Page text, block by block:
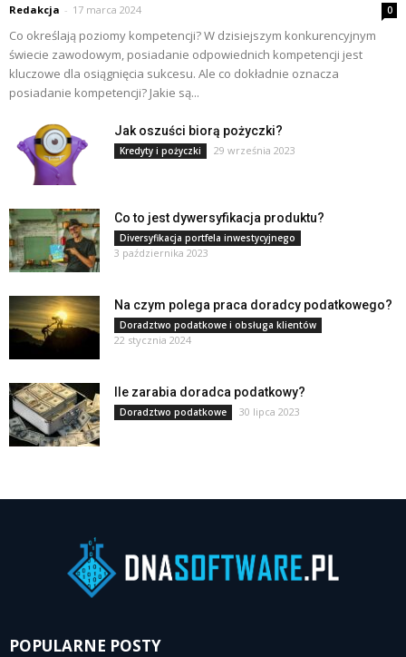
Redakcja - 17 marca 2024 0
Co określają poziomy kompetencji? W dzisiejszym konkurencyjnym
świecie zawodowym, posiadanie odpowiednich kompetencji jest
kluczowe dla osiągnięcia sukcesu. Ale co dokładnie oznacza
posiadanie kompetencji? Jakie są...
Jak oszuści biorą pożyczki?
Kredyty i pożyczki 29 września 2023
Co to jest dywersyfikacja produktu?
Diversyfikacja portfela inwestycyjnego
3 października 2023
Na czym polega praca doradcy podatkowego?
Doradztwo podatkowe i obsługa klientów
22 stycznia 2024
Ile zarabia doradca podatkowy?
Doradztwo podatkowe 30 lipca 2023
POPULARNE POSTY